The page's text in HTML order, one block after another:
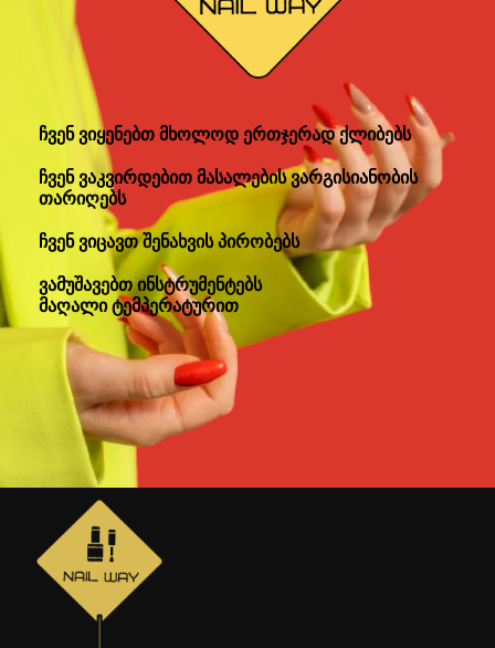
ჩვენ ვიყენებთ მხოლოდ ერთჯერად ქლიბებს
ჩვენ ვაკვირდებით მასალების ვარგისიანობის
თარიღებს
ჩვენ ვიცავთ შენახვის პირობებს
ვამუშავებთ ინსტრუმენტებს
მაღალი ტემპერატურით